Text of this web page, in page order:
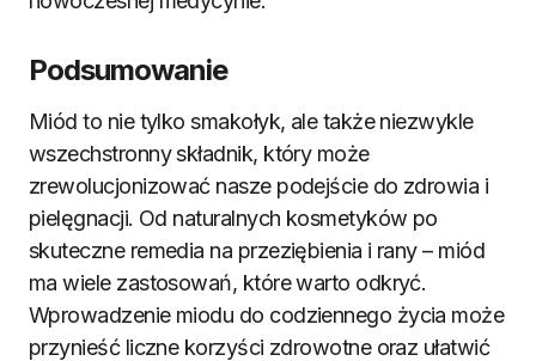
Podsumowanie
Miód to nie tylko smakołyk, ale także niezwykle
wszechstronny składnik, który może
zrewolucjonizować nasze podejście do zdrowia i
pielęgnacji. Od naturalnych kosmetyków po
skuteczne remedia na przeziębienia i rany – miód
ma wiele zastosowań, które warto odkryć.
Wprowadzenie miodu do codziennego życia może
przynieść liczne korzyści zdrowotne oraz ułatwić